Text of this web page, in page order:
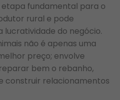
etapa fundamental para o
rural e pode
do negócio.
não é apenas uma
preço; envolve
bem o rebanho,
construir relacionamentos